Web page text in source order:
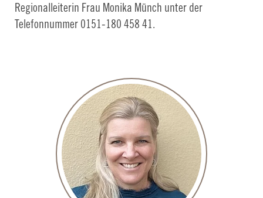
Regionalleiterin Frau Monika Münch unter der
Telefonnummer 0151-180 458 41.